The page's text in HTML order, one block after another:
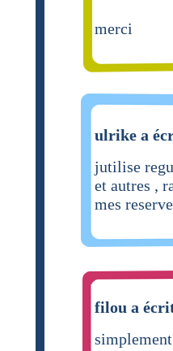
merci
ulrike a
jutilise
et autres ,
mes
filou a